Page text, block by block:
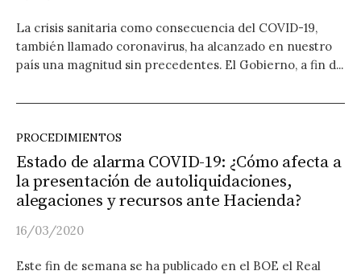
La crisis sanitaria como consecuencia del COVID-19,
también llamado coronavirus, ha alcanzado en nuestro
país una magnitud sin precedentes. El Gobierno, a fin d...
PROCEDIMIENTOS
Estado de alarma COVID-19: ¿Cómo afecta a
la presentación de autoliquidaciones,
alegaciones y recursos ante Hacienda?
16/03/2020
Este fin de semana se ha publicado en el BOE el Real